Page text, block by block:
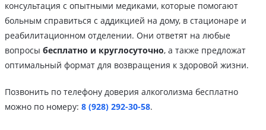
консультация с опытными медиками, которые помогают
больным справиться с аддикцией на дому, в стационаре и
реабилитационном отделении. Они ответят на любые
вопросы бесплатно и круглосуточно, а также предложат
оптимальный формат для возвращения к здоровой жизни.
Позвонить по телефону доверия алкоголизма бесплатно
можно по номеру: 8 (928) 292-30-58.